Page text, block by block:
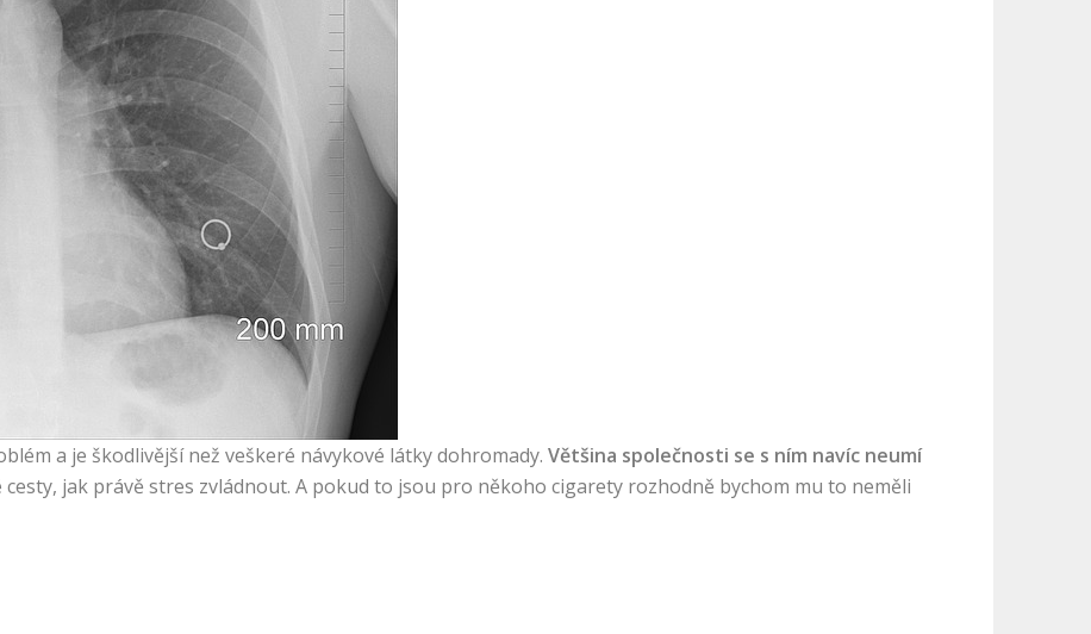
a je škodlivější než veškeré návykové látky dohromady. Většina společnosti se s ním navíc neumí
cesty, jak právě stres zvládnout. A pokud to jsou pro někoho cigarety rozhodně bychom mu to neměli